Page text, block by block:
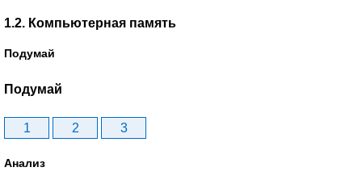
1.2. Компьютерная память
Подумай
Подумай
1 2 3
Анализ